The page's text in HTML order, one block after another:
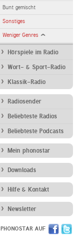
Bunt gemischt
Sonstiges
Weniger Genres
Hörspiele im Radio
Wort- & Sport-Radio
Klassik-Radio
Radiosender
Beliebteste Radios
Beliebteste Podcasts
Mein phonostar
Downloads
Hilfe & Kontakt
Newsletter
PHONOSTAR AUF